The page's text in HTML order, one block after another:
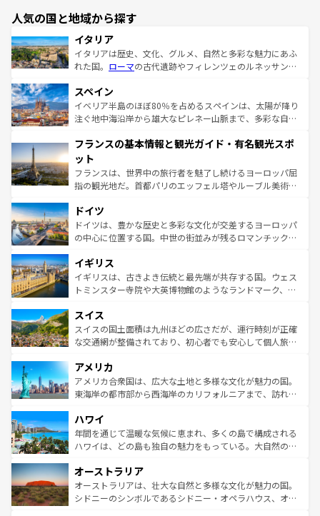
人気の国と地域から探す
イタリア
イタリアは歴史、文化、グルメ、自然と多彩な魅力にあふ
れた国。 ローマの古代遺跡やフィレンツェのルネッサンス
ろん、トスカーナの美しい田園風景やアマルフィ海岸の絶
景など、自然景観も見逃せない。観光の合間には、本場の
ピザやパスタなど、絶品のイタリア料理を堪能することも
ませてくれるイタリアで、忘れられない旅をしてみよう！
なお、新着のイタリア情報は
しい。
スペイン
イベリア半島のほぼ80％を占めるスペインは、太陽が降り
注ぐ地中海沿岸から雄大なピレネー山脈まで、多彩な自然
文化が根付くこの国では、情熱的なフラメンコ、熱気あふ
れる闘牛、そして美味しいタパスが生活の一部となってい
る。首都マドリードの洗練された雰囲気や、バルセロナの
アートに溢れた街角から、地方では古代ローマ遺跡や中世
せる。地方によって風土や気候が異なるスペインはその個
性で訪れる人を魅了する。 なお、新着のスペイン情報は コ
ンテンツ一覧を参照してほしい。
フランスの基本情報と観光ガイド・有名観光スポ
ット
フランスは、世界中の旅行者を魅了し続けるヨーロッパ屈
指の観光地だ。首都パリのエッフェル塔やルーブル美術館
で、幅広い魅力が詰まっている。華麗な宮殿、歴史的な大
聖堂、美しいビーチ、そして豊かな自然が、訪れる者を心
から魅了する。また、フランスは美食の国としても知ら
いる。シャンパンの発祥地であるランス、プロヴァンスの
香り高いラベンダー畑など、多彩な楽しみ方が可能だ。さ
らに、パリ以外の地域にも魅力が溢れており、どの街角に
れる地方に足を運ぶとそれぞれで全く異なる文化を体験で
きるだろう。 なお、新着のフランス情報はコンテンツ一覧
を参照してほしい。
ドイツ
ドイツは、豊かな歴史と多彩な文化が交差するヨーロッパ
の中心に位置する国。中世の街並みが残るロマンチック街
顔を持つこの国は、どこを歩いても飽きることがない。ベ
ルリンの文化的活気、バイエルン州のアルプスの絶景、そ
してライン川沿いのワイン畑といった風景は必見。ビール
は、お酒好きな人にはぜひ体験してほしい。 なお、新着の
ドイツ情報はコンテンツ一覧を参照してほしい。
イギリス
イギリスは、古きよき伝統と最先端が共存する国。ウェス
トミンスター寺院や大英博物館のようなランドマーク、歴
リアごとに異なる魅力がある。また、優雅なアフタヌーン
ティー、ビール好きにはたまらない英国パブ、サッカー観
戦など、本場だからこそできる体験も豊富。イギリスを旅
ンツ一覧を参照してほしい。
スイス
スイスの国土面積は九州ほどの広さだが、運行時刻が正確
な交通網が整備されており、初心者でも安心して個人旅行
の建物がそのまま残る町や、スイスならではのユニークな
博物館もあり、アルプス観光だけでなく町歩きも満喫する
ことができる。国民の所得が高いため物価も高いが、旅行
ば市内交通費無料で観光を楽しむこともできる。 なお、新
着のスイス情報はコンテンツ一覧 を参照してほしい。
アメリカ
アメリカ合衆国は、広大な土地と多様な文化が魅力の国。
東海岸の都市部から西海岸のカリフォルニアまで、訪れる
のような巨大都市は、観光、ショッピング、エンターテイ
ンメントが詰まった刺激的なスポットだ。一方、アメリカ
西部には大自然が広がり、グランドキャニオンやイエロー
部のニューオーリンズでは、音楽と美食が融合した独特の
文化が魅力。旅行者はアメリカの各地域で異なる魅力を楽
しみながら、その多様性と豊かな歴史を感じることができ
ハワイ
年間を通じて温暖な気候に恵まれ、多くの島で構成される
ハワイは、どの島も独自の魅力をもっている。大自然の神
ワイ島は見逃せない。また、定番の観光地といえばオアフ
島だが、静かな自然を求めるならマウイ島やカウアイ島が
おすすめ。エメラルドグリーンに輝く海をはじめ、豊かな
オーストラリア
オーストラリアは、壮大な自然と多様な文化が魅力の国。
シドニーのシンボルであるシドニー・オペラハウス、オー